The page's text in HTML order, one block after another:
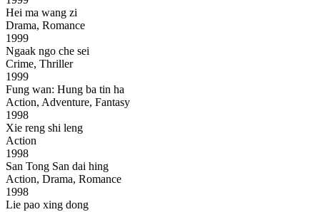
Hei ma wang zi
Drama, Romance
1999
Ngaak ngo che sei
Crime, Thriller
1999
Fung wan: Hung ba tin ha
Action, Adventure, Fantasy
1998
Xie reng shi leng
Action
1998
San Tong San dai hing
Action, Drama, Romance
1998
Lie pao xing dong